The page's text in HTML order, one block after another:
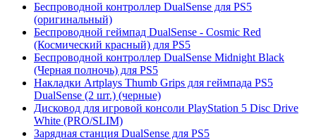
Беспроводной контроллер DualSense для PS5
(оригинальный)
Беспроводной геймпад DualSense - Cosmic Red
(Космический красный) для PS5
Беспроводной контроллер DualSense Midnight Black
(Черная полночь) для PS5
Накладки Artplays Thumb Grips для геймпада PS5
DualSense (2 шт.) (черные)
Дисковод для игровой консоли PlayStation 5 Disc Drive
White (PRO/SLIM)
Зарядная станция DualSense для PS5